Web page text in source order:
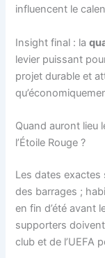
influencent le
Insight final : la
levier puissant
projet durable et
Quand auront lieu
l’Étoile Rouge ?
Les dates exactes
des barrages ;
en fin d’été avant
supporters
club et de l’UEFA